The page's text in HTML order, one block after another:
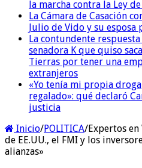
la marcha contra la Ley
La Cámara de Casación
Julio de Vido y su
La contundente respuesta
senadora K que quiso
Tierras por tener una
extranjeros
«Yo tenía mi propia
regalado»: qué declaró
justicia
Inicio/POLITICA/Expertos
de EE.UU., el FMI y los
alianzas»